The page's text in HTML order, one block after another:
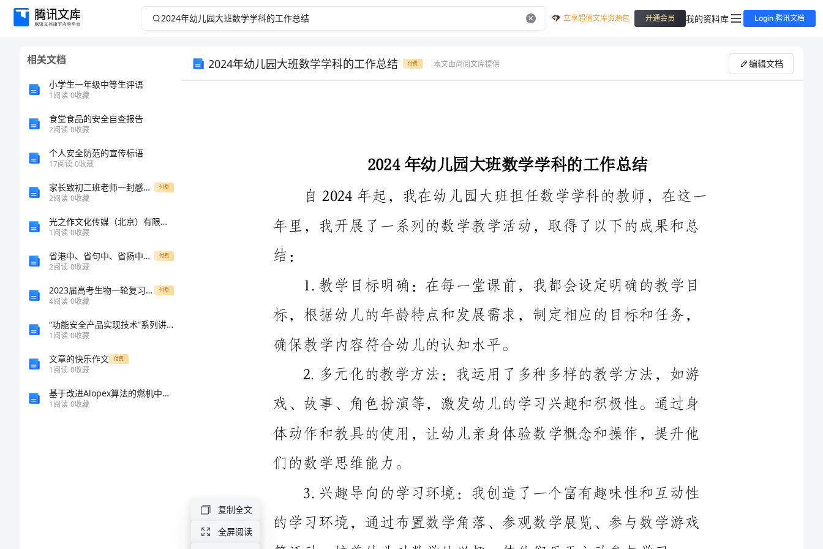
2024
立享超值文库资源包 开通会员 我的资料库 Login 腾讯文档
相关文档
小学生一年级中等生评语
1阅读 0收藏
食堂食品的安全自查报告
2阅读 0收藏
个人安全防范的宣传标语
17阅读 0收藏
家长致初二班老师一封感谢信 付费
2阅读 0收藏
光之作文化传媒（北京）有限公司介绍企业发展分析报告
1阅读 0收藏
省港中、省句中、省扬中三校高一语文期末联测试卷 新课标 试题 付费
2阅读 0收藏
2023届高考生物一轮复习双优单元滚动双测卷细胞的代谢B卷 付费
4阅读 0收藏
“功能安全产品实现技术”系列讲座 第5讲 安全相关产品的硬件实现(二)
1阅读 0收藏
文章的快乐作文 付费
1阅读 0收藏
基于改进Alopex算法的燃机中冷器优化设计
1阅读 0收藏
2024年幼儿园大班数学学科的工作总结 付费 本文由尚阅文库提供 编辑文档
了数学概念的学习计划，并利用教具和实物，帮助幼儿理解和掌
握抽象的数学概念，例如形状、颜色、数量、位置等。
自2024年起，我在幼儿园大班担任数学学科的教师，在这一
1.教学目标明确：在每一堂课前，我都会设定明确的教学目
确保教学内容符合幼儿的认知水平。
戏、故事、角色扮演等，激发幼儿的学习兴趣和积极性。通过身
们的数学思维能力。
3.兴趣导向的学习环境：我创造了一个富有趣味性和互动性
等活动，培养幼儿对数学的兴趣，使他们乐于主动参与学习。
复制全文
全屏阅读